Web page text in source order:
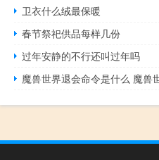
卫衣什么绒最保暖
春节祭祀供品每样几份
过年安静的不行还叫过年吗
魔兽世界退会命令是什么 魔兽